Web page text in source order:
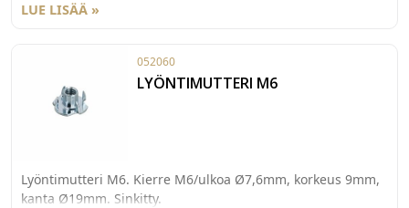
LUE LISÄÄ »
052060
LYÖNTIMUTTERI M6
Lyöntimutteri M6. Kierre M6/ulkoa Ø7,6mm, korkeus 9mm,
kanta Ø19mm. Sinkitty.